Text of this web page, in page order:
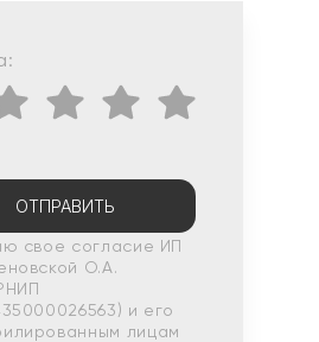
ОТПРАВИТЬ
свое согласие ИП
О.А.
и его
лицам